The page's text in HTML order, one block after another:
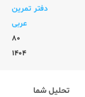
دفتر تمرین
عربی
80
1404
تحلیل شما